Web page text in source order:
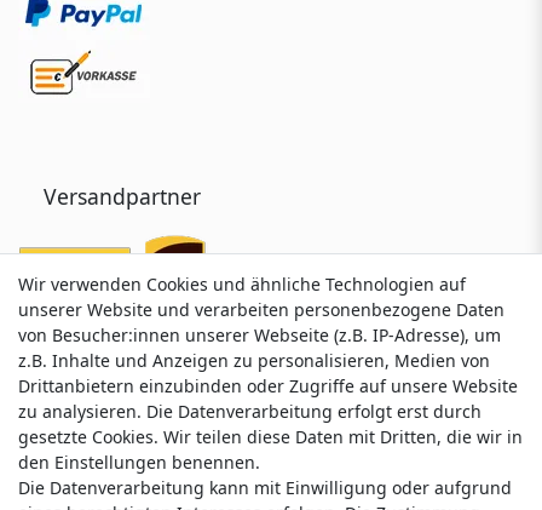
Versandpartner
Service & Kontakt
Wir verwenden Cookies und ähnliche Technologien auf
unserer Website und verarbeiten personenbezogene Daten
von Besucher:innen unserer Webseite (z.B. IP-Adresse), um
z.B. Inhalte und Anzeigen zu personalisieren, Medien von
Drittanbietern einzubinden oder Zugriffe auf unsere Website
zu analysieren. Die Datenverarbeitung erfolgt erst durch
gesetzte Cookies. Wir teilen diese Daten mit Dritten, die wir in
den Einstellungen benennen.
Die Datenverarbeitung kann mit Einwilligung oder aufgrund
Wir verwenden Cookies und ähnliche Technologien auf
unserer Website und verarbeiten personenbezogene Daten
von Besucher:innen unserer Webseite (z.B. IP-Adresse), um
z.B. Inhalte und Anzeigen zu personalisieren, Medien von
Drittanbietern einzubinden oder Zugriffe auf unsere Website
zu analysieren. Die Datenverarbeitung erfolgt erst durch
gesetzte Cookies. Wir teilen diese Daten mit Dritten, die wir in
den Einstellungen benennen.
Die Datenverarbeitung kann mit Einwilligung oder aufgrund